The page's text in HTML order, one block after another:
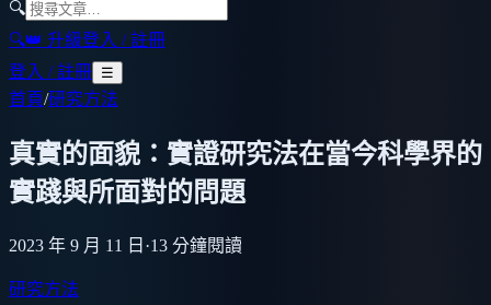
🔍
🔍👑 升級登入 / 註冊
登入 / 註冊 ☰
首頁/研究方法
真實的面貌：實證研究法在當今科學界的
實踐與所面對的問題
2023 年 9 月 11 日 ·13 分鐘閱讀
研究方法